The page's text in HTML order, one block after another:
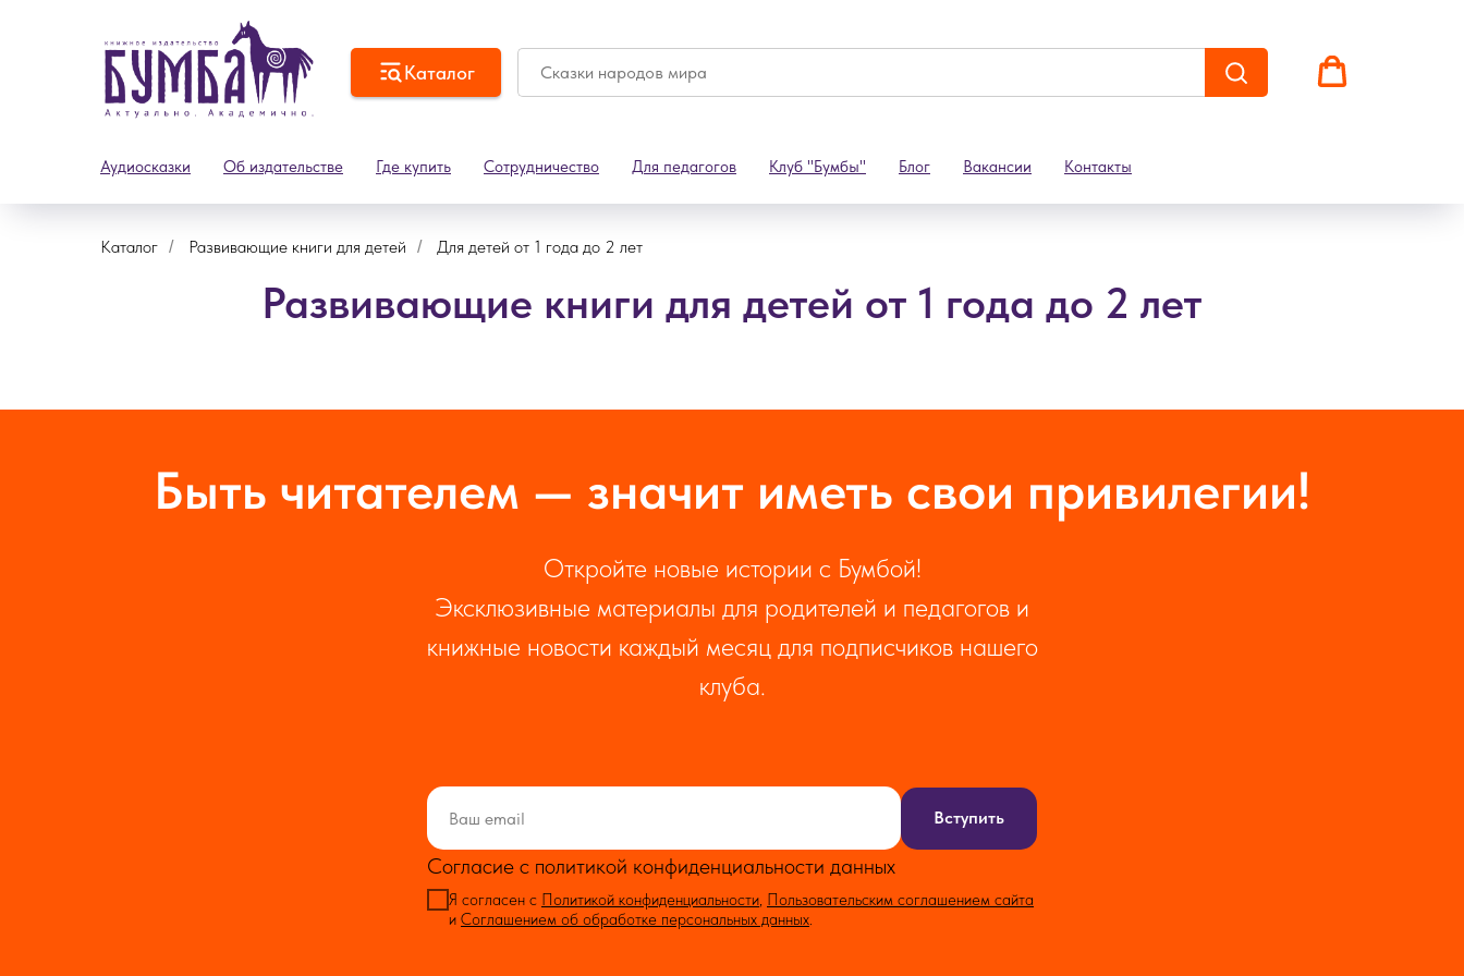
Каталог
Аудиосказки Об издательстве Где купить Сотрудничество Для педагогов Клуб "Бумбы" Блог Вакансии Контакты
Каталог / Развивающие книги для детей / Для детей от 1 года до 2 лет
Развивающие книги для детей от 1 года до 2 лет
Быть читателем — значит иметь свои привилегии!
Откройте новые истории с Бумбой!
Эксклюзивные материалы для родителей и педагогов и
книжные новости каждый месяц для подписчиков нашего
клуба.
Согласие с политикой конфиденциальности данных
Я согласен с Политикой конфиденциальности, Пользовательским соглашением сайта
и Соглашением об обработке персональных данных.
Вступить